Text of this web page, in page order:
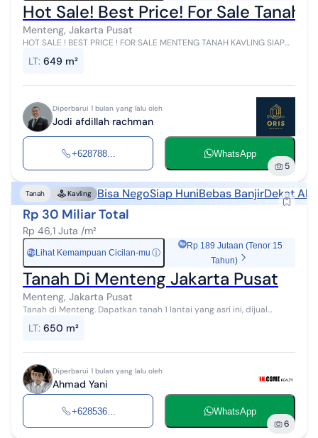
Hot Sale! Best Price! For Sale Tanah
Menteng, Jakarta Pusat
HOT SALE ! BEST PRICE ! FOR SALE MENTENG TANAH KAVLING SIAP
Panjang 40 meter SHGB atas n...
LT: 649 m²
Diperbarui 1 bulan yang lalu oleh
Jodi afdillah rachman
+628788... WhatsApp
5
Tanah Kavling Bisa NegoSiap HuniBebas BanjirDekat
Rp 30 Miliar Total
Rp 46,1 Juta /m²
Rp Lihat Kemampuan Cicilan-mu ⓘ
Rp 189 Jutaan (Tenor 15
Tahun)
Tanah Di Menteng Jakarta Pusat
Menteng, Jakarta Pusat
Tanah di Menteng. Dapatkan tanah 1 lantai yang asri ini, dijual
yang menginginka...
LT: 650 m²
Diperbarui 1 bulan yang lalu oleh
Ahmad Yani
+628536... WhatsApp
6